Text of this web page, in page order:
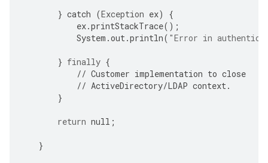
} catch (Exception ex)
{
ex.printStackTrace();
System .out.println( "Error in
} finally {
// Customer implementation to close
// ActiveDirectory/LDAP context.
}
return null ;
}